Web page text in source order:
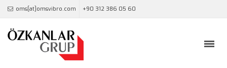
oms[at]omsvibro.com +90 312 386 05 60